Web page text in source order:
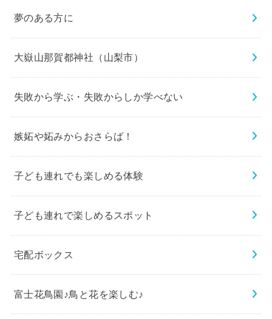
夢のある方に
大嶽山那賀都神社（山梨市）
失敗から学ぶ・失敗からしか学べない
嫉妬や妬みからおさらば！
子ども連れでも楽しめる体験
子ども連れで楽しめるスポット
宅配ボックス
富士花鳥園♪鳥と花を楽しむ♪